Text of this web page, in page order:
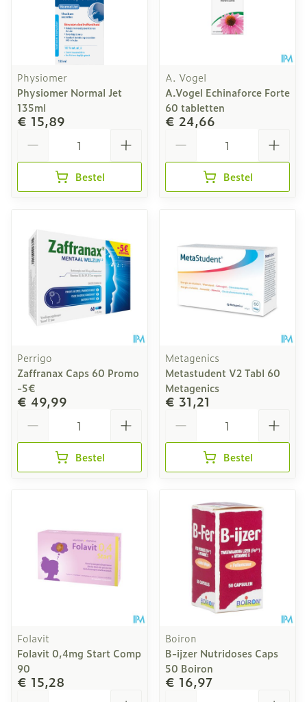
Physiomer
Physiomer Normal Jet
135ml
€ 15,89
Bestel
A. Vogel
A.Vogel Echinaforce Forte
60 tabletten
€ 24,66
Bestel
Perrigo
Zaffranax Caps 60 Promo
-5€
€ 49,99
Bestel
Metagenics
Metastudent V2 Tabl 60
Metagenics
€ 31,21
Bestel
Folavit
Folavit 0,4mg Start Comp
90
€ 15,28
Boiron
B-ijzer Nutridoses Caps
50 Boiron
€ 16,97